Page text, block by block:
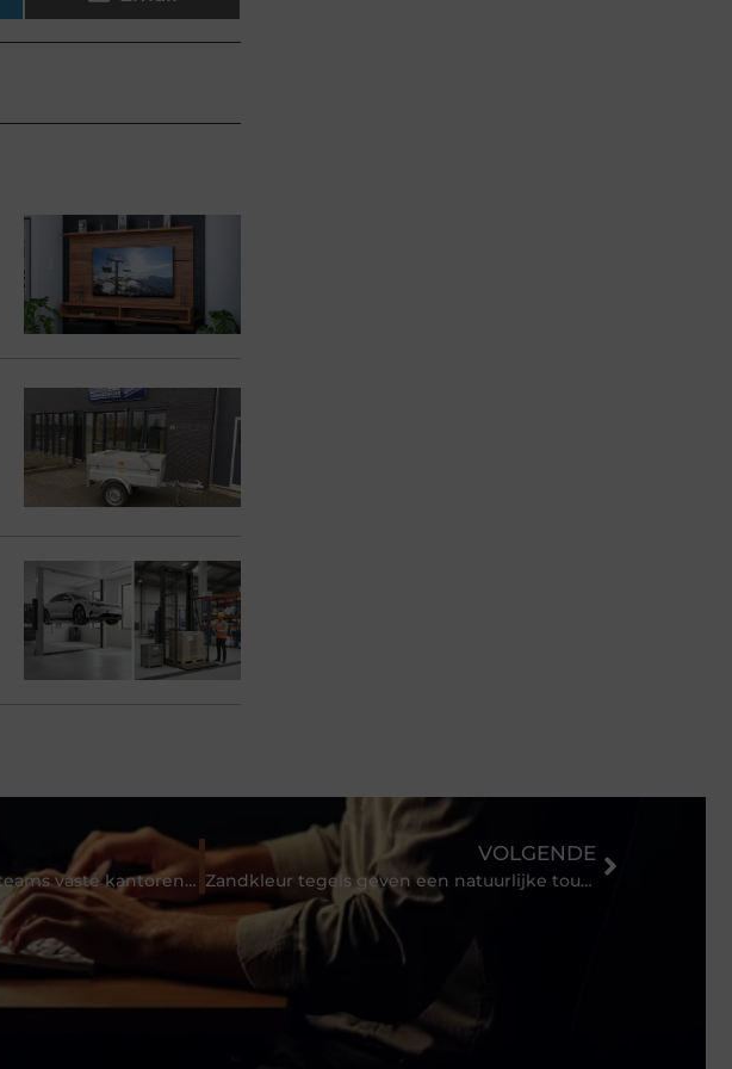
waarom steeds meer teams vaste kantoren loslaten
VOLGENDE
Zandkleur tegels geven een natuurlijke touch in elk interieur